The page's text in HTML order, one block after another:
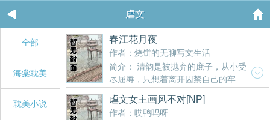
虐文
全部
海棠耽美
耽美小说
春江花月夜
作者：烧饼的无聊写文生活
简介： 清韵是被抛弃的庶子，从小受
尽屈辱，只想着离开囚禁自己的牢
笼，但离开的契机却是被卖到有名的楚馆中去，在这
里清韵遇到了改变自己一生的五个男人，但这五个男
人却都对自己有所隐瞒......... 有调教情节，看心情会
虐文女主画风不对[NP]
作者：哎鸭吗呀